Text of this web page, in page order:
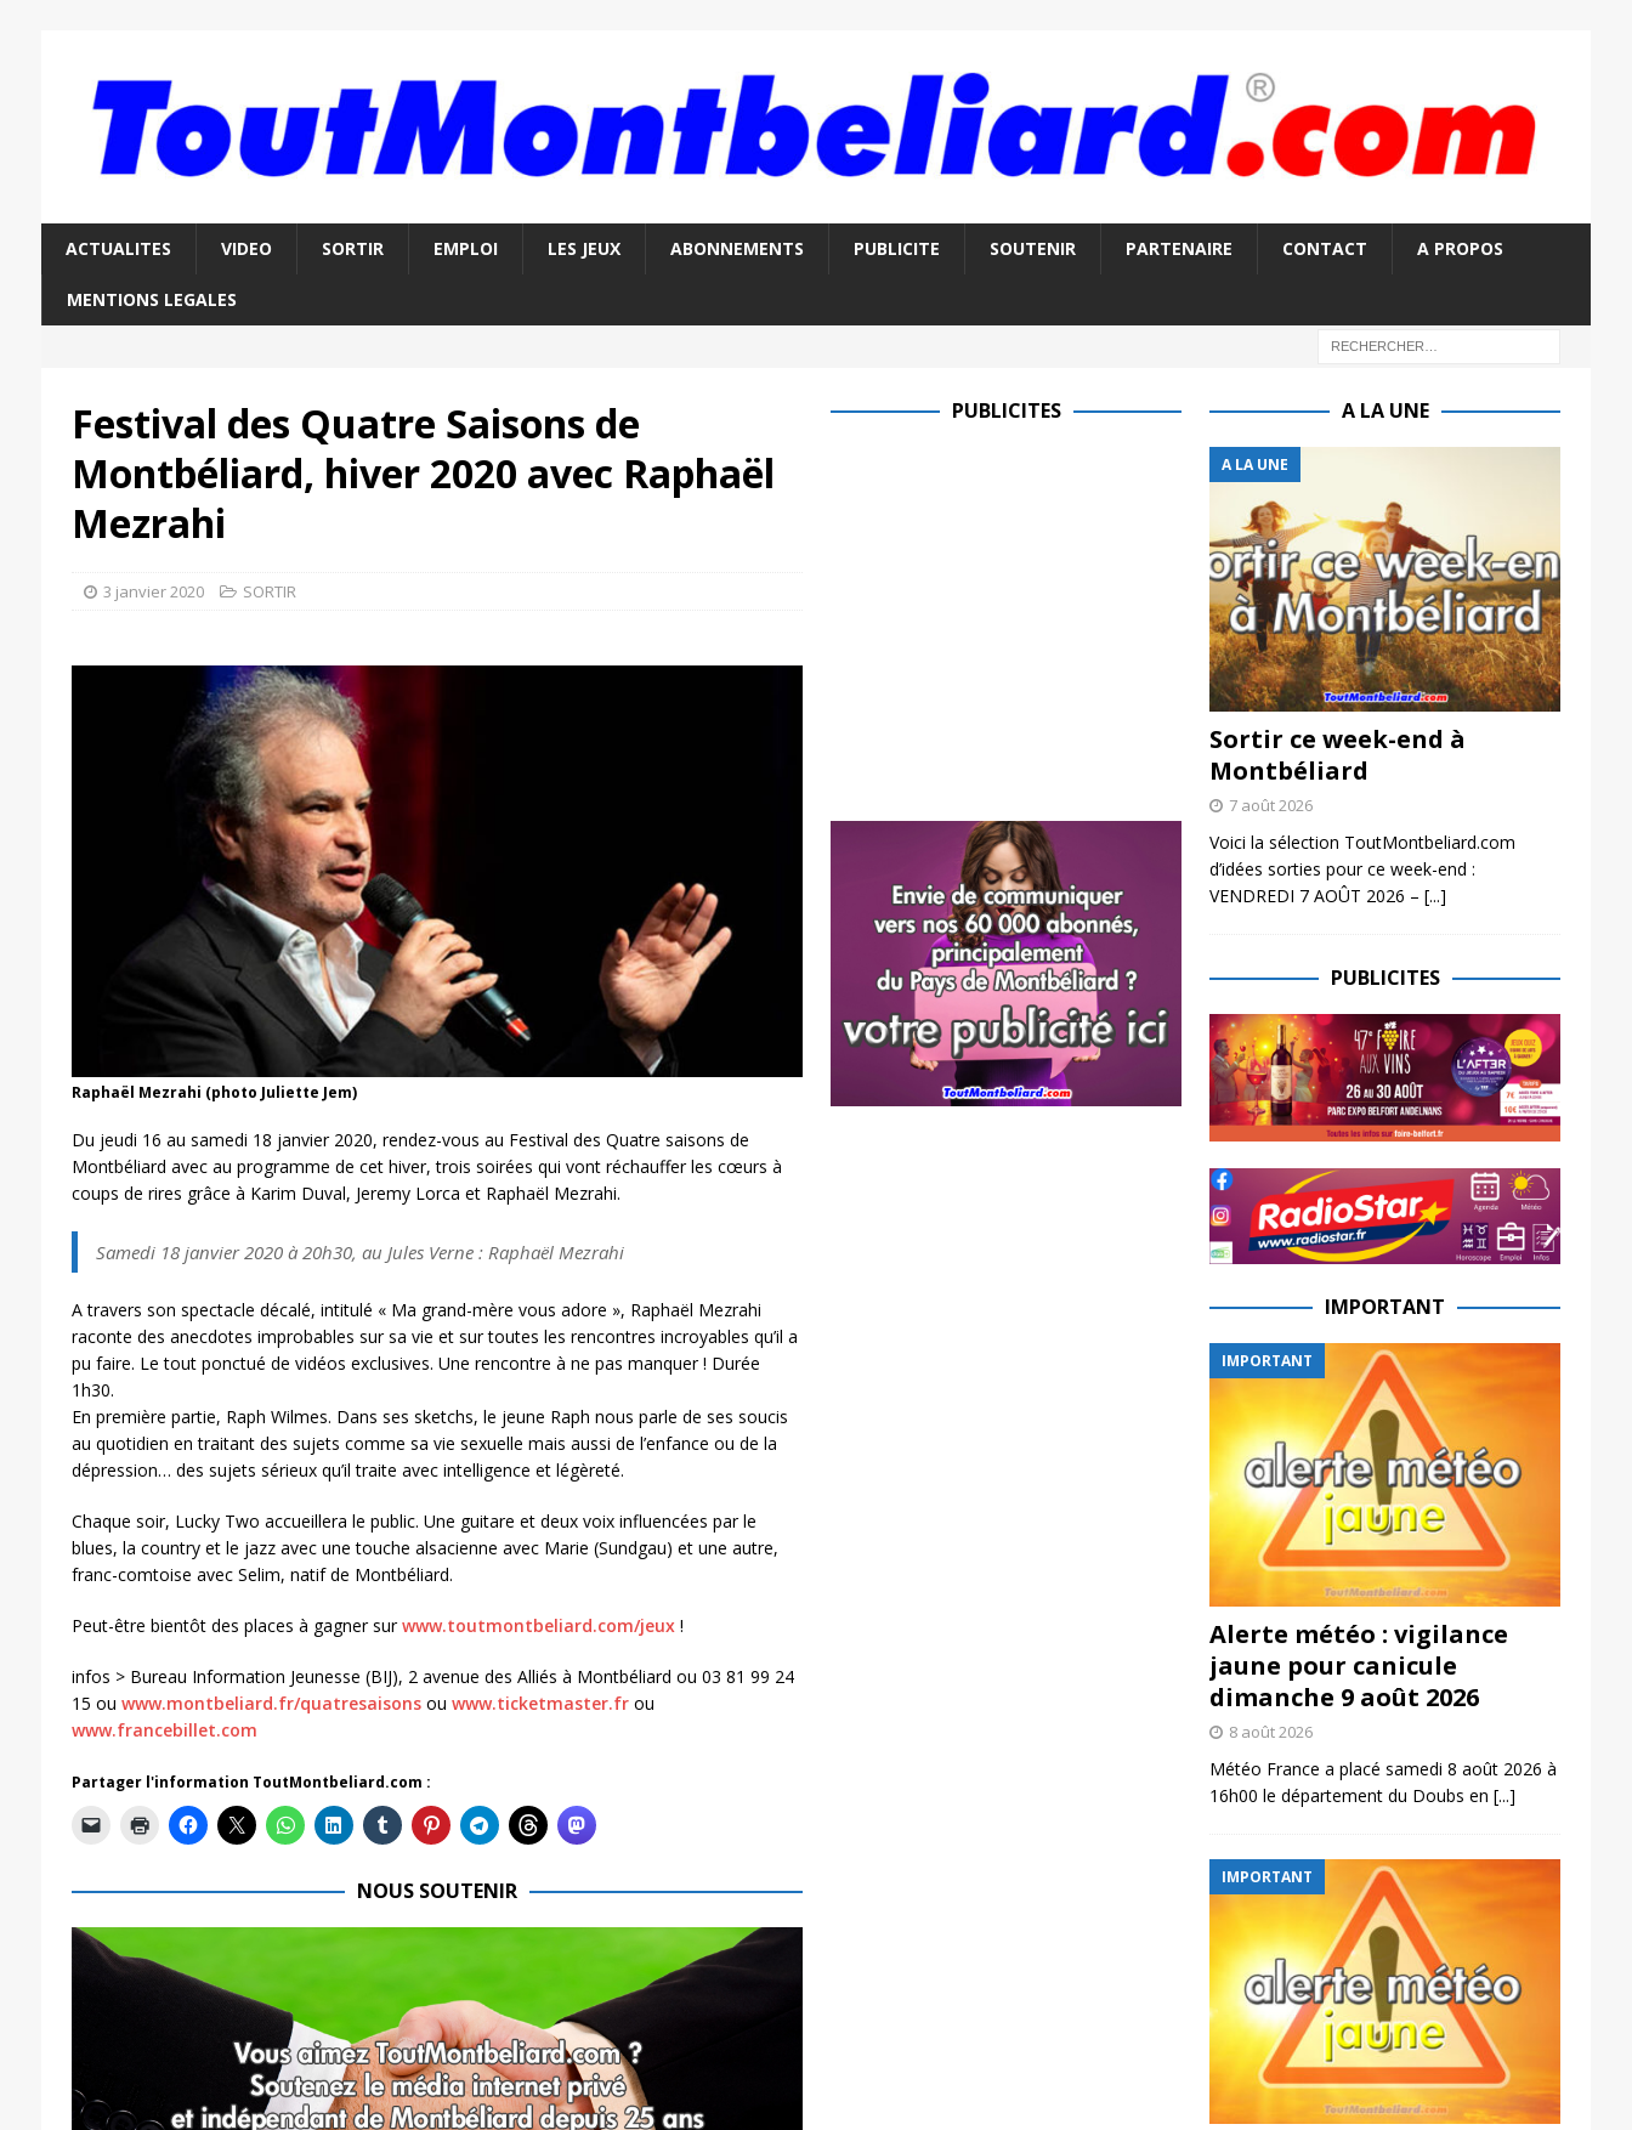
ACTUALITES VIDEO SORTIR EMPLOI LES JEUX ABONNEMENTS PUBLICITE SOUTENIR PARTENAIRE CONTACT A PROPOS
MENTIONS LEGALES
Festival des Quatre Saisons de
Montbéliard, hiver 2020 avec Raphaël
Mezrahi
3 janvier 2020 SORTIR
Raphaël Mezrahi (photo Juliette Jem)
Du jeudi 16 au samedi 18 janvier 2020, rendez-vous au Festival des Quatre saisons de
Montbéliard avec au programme de cet hiver, trois soirées qui vont réchauffer les cœurs à
coups de rires grâce à Karim Duval, Jeremy Lorca et Raphaël Mezrahi.
Samedi 18 janvier 2020 à 20h30, au Jules Verne : Raphaël Mezrahi
A travers son spectacle décalé, intitulé « Ma grand-mère vous adore », Raphaël Mezrahi
raconte des anecdotes improbables sur sa vie et sur toutes les rencontres incroyables qu’il a
pu faire. Le tout ponctué de vidéos exclusives. Une rencontre à ne pas manquer ! Durée
1h30.
En première partie, Raph Wilmes. Dans ses sketchs, le jeune Raph nous parle de ses soucis
au quotidien en traitant des sujets comme sa vie sexuelle mais aussi de l’enfance ou de la
dépression… des sujets sérieux qu’il traite avec intelligence et légèreté.
Chaque soir, Lucky Two accueillera le public. Une guitare et deux voix influencées par le
blues, la country et le jazz avec une touche alsacienne avec Marie (Sundgau) et une autre,
franc-comtoise avec Selim, natif de Montbéliard.
Peut-être bientôt des places à gagner surwww.toutmontbeliard.com/jeux!
infos > Bureau Information Jeunesse (BIJ), 2 avenue des Alliés à Montbéliard ou 03 81 99 24
15 ou www.montbeliard.fr/quatresaisonsou www.ticketmaster.frou
www.francebillet.com
Partager l'information ToutMontbeliard.com :
NOUS SOUTENIR
PUBLICITES A LA UNE
A LA UNE
Sortir ce week-end à
Montbéliard
7 août 2026
Voici la sélection ToutMontbeliard.com
d’idées sorties pour ce week-end :
VENDREDI 7 AOÛT 2026 – [...]
PUBLICITES
IMPORTANT
IMPORTANT
Alerte météo : vigilance
jaune pour canicule
dimanche 9 août 2026
8 août 2026
Météo France a placé samedi 8 août 2026 à
16h00 le département du Doubs en [...]
IMPORTANT